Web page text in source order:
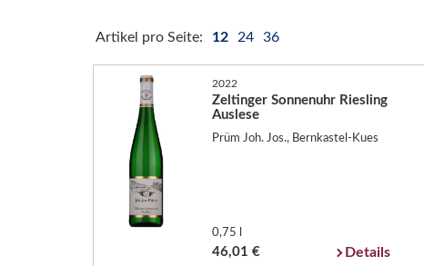
Artikel pro Seite: 12 24 36
2022
Zeltinger Sonnenuhr Riesling
Auslese
Prüm Joh. Jos., Bernkastel-Kues
0,75 l
46,01 € Details